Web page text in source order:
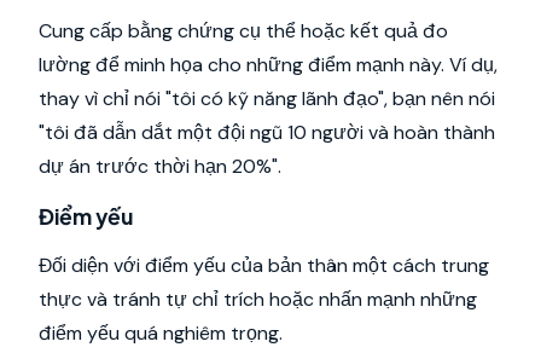
Cung cấp bằng chứng cụ thể hoặc kết quả đo
lường để minh họa cho những điểm mạnh này. Ví dụ,
thay vì chỉ nói "tôi có kỹ năng lãnh đạo", bạn nên nói
"tôi đã dẫn dắt một đội ngũ 10 người và hoàn thành
dự án trước thời hạn 20%".
Điểm yếu
Đối diện với điểm yếu của bản thân một cách trung
thực và tránh tự chỉ trích hoặc nhấn mạnh những
điểm yếu quá nghiêm trọng.